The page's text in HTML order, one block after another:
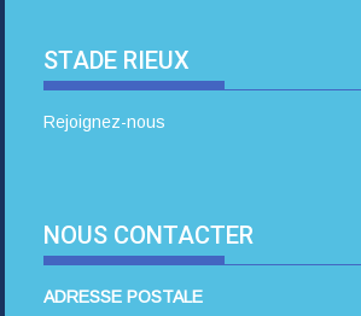
STADE RIEUX
Rejoignez-nous
NOUS CONTACTER
ADRESSE POSTALE